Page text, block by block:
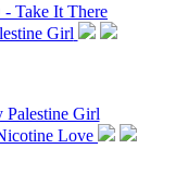
Take It There
Girl